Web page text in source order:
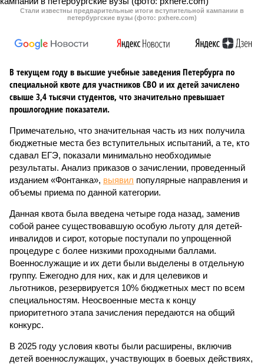
Стали известны предварительные итоги вступительной кампании в
петербургские вузы (фото: pxhere.com)
В текущем году в высшие учебные заведения Петербурга по
специальной квоте для участников СВО и их детей зачислено
свыше 3,4 тысячи студентов, что значительно превышает
прошлогодние показатели.
Примечательно, что значительная часть из них получила
бюджетные места без вступительных испытаний, а те, кто
сдавал ЕГЭ, показали минимально необходимые
результаты. Анализ приказов о зачислении, проведенный
изданием «Фонтанка», выявил популярные направления и
объемы приема по данной категории.
Данная квота была введена четыре года назад, заменив
собой ранее существовавшую особую льготу для детей-
инвалидов и сирот, которые поступали по упрощенной
процедуре с более низкими проходными баллами.
Военнослужащие и их дети были выделены в отдельную
группу. Ежегодно для них, как и для целевиков и
льготников, резервируется 10% бюджетных мест по всем
специальностям. Неосвоенные места к концу
приоритетного этапа зачисления передаются на общий
конкурс.
В 2025 году условия квоты были расширены, включив
детей военнослужащих, участвующих в боевых действиях,